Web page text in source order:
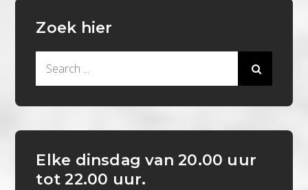
Zoek hier
Elke dinsdag van 20.00 uur
tot 22.00 uur.